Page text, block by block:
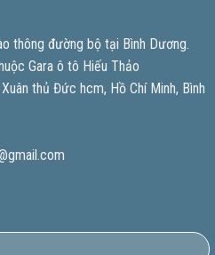
thông đường bộ tại Bình Dương.
Gara ô tô Hiếu Thảo
thủ Đức hcm, Hồ Chí Minh, Bình